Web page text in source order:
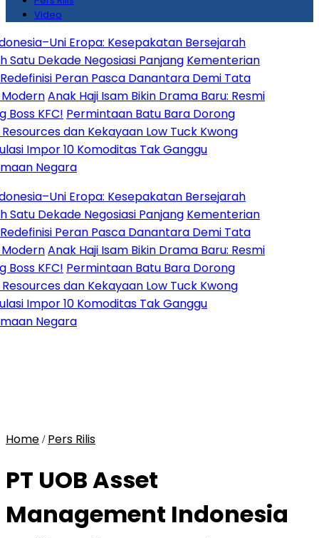
Video
Eropa: Kesepakatan Bersejarah
Dekade Negosiasi PanjangKementerian
Peran Pasca Danantara Demi Tata
Anak Haji Isam Bikin Drama Baru: Resmi
KFC!Permintaan Batu Bara Dorong
dan Kekayaan Low Tuck Kwong
10 Komoditas Tak Ganggu
Eropa: Kesepakatan Bersejarah
Dekade Negosiasi PanjangKementerian
Peran Pasca Danantara Demi Tata
Anak Haji Isam Bikin Drama Baru: Resmi
KFC!Permintaan Batu Bara Dorong
dan Kekayaan Low Tuck Kwong
10 Komoditas Tak Ganggu
Home / Pers Rilis
PT UOB Asset
Management Indonesia